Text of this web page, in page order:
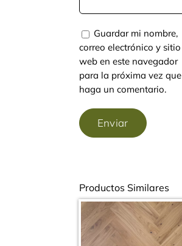
Guardar mi nombre,
correo electrónico y sitio
web en este navegador
para la próxima vez que
haga un comentario.
Productos Similares